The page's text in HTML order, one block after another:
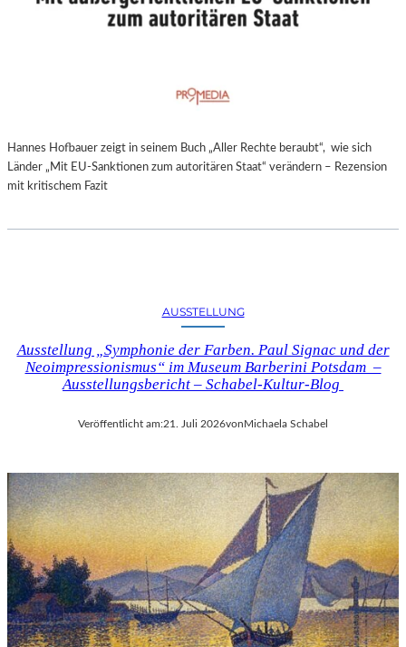
Hannes Hofbauer zeigt in seinem Buch „Aller Rechte beraubt“, wie sich
Länder „Mit EU-Sanktionen zum autoritären Staat“ verändern – Rezension
mit kritischem Fazit
AUSSTELLUNG
Ausstellung „Symphonie der Farben. Paul Signac und der
Neoimpressionismus“ im Museum Barberini Potsdam –
Ausstellungsbericht – Schabel-Kultur-Blog
Veröffentlicht am:21. Juli 2026vonMichaela Schabel